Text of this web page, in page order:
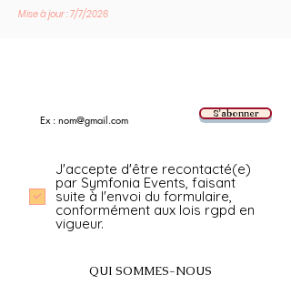
Mise à jour : 7/7/2026
S'abonner
J'accepte d'être recontacté(e)
par Symfonia Events, faisant
suite à l'envoi du formulaire,
conformément aux lois rgpd en
vigueur.
QUI SOMMES-NOUS